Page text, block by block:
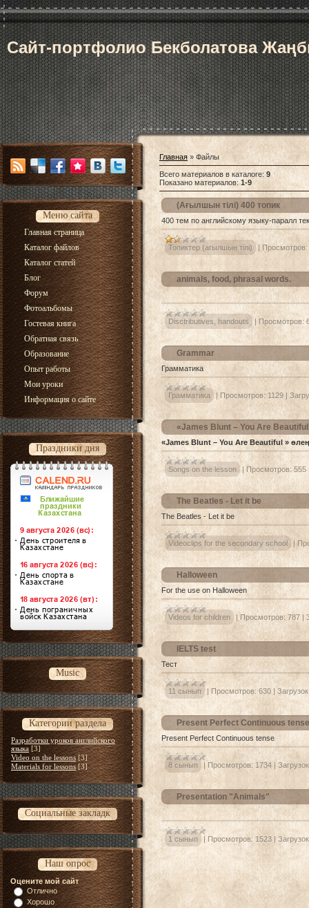
Сайт-портфолио Бекболатова
Меню сайта
Главная страница
Каталог файлов
Каталог статей
Блог
Форум
Фотоальбомы
Гостевая книга
Обратная связь
Образование
Опыт работы
Мои уроки
Информация о сайте
Праздники дня
Music
Категории раздела
Разработки уроков английского
языка [3]
Video on the lessons [3]
Materials for lessons [3]
Социальные закладк
Наш опрос
Оцените мой сайт
Отлично
Хорошо
Главная » Файлы
Всего материалов в каталоге: 9
Показано материалов:1-9
(Ағылшын тілі) 400 топик
400 тем по английскому языку-паралл
Топиктер (агылшын тілі) | Просмотров:
animals, food, phrasal words.
Disctributives, handouts | Просмотров:
Grammar
Грамматика
Грамматика | Просмотров: 1129 |
«James Blunt – You Are
«James Blunt – You Are Beautiful »
Songs on the lesson | Просмотров: 555
The Beatles - Let it be
The Beatles - Let it be
Videoclips for the secondary school |
Halloween
For the use on Halloween
Videos for children | Просмотров: 787 |
IELTS test
Тест
11 сынып | Просмотров: 630 |
Present Perfect Continuous tense
Present Perfect Continuous tense
8 сынып | Просмотров: 1734|
Presentation "Animals"
1 сынып | Просмотров: 1523 |